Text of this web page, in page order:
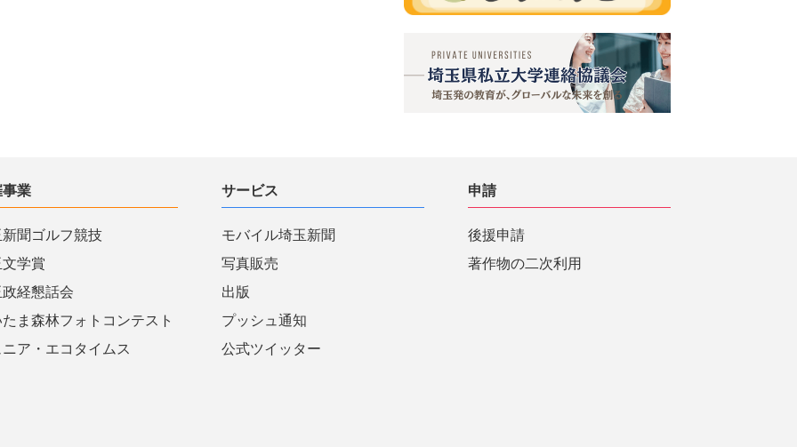
事業
聞ゴルフ競技
学賞
経懇話会
たま森林フォトコンテスト
ニア・エコタイムス
サービス
モバイル埼玉新聞
写真販売
出版
プッシュ通知
公式ツイッター
申請
後援申請
著作物の二次利用